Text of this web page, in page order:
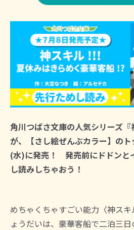
角川つばさ文庫の人気シリーズ
が、【さし絵ぜんぶカラー】の
(水)に発売！ 発売前にドドンと
し読みしちゃおう！
めちゃくちゃすごい能力〈神ス
ょうだいは、豪華客船で二泊三